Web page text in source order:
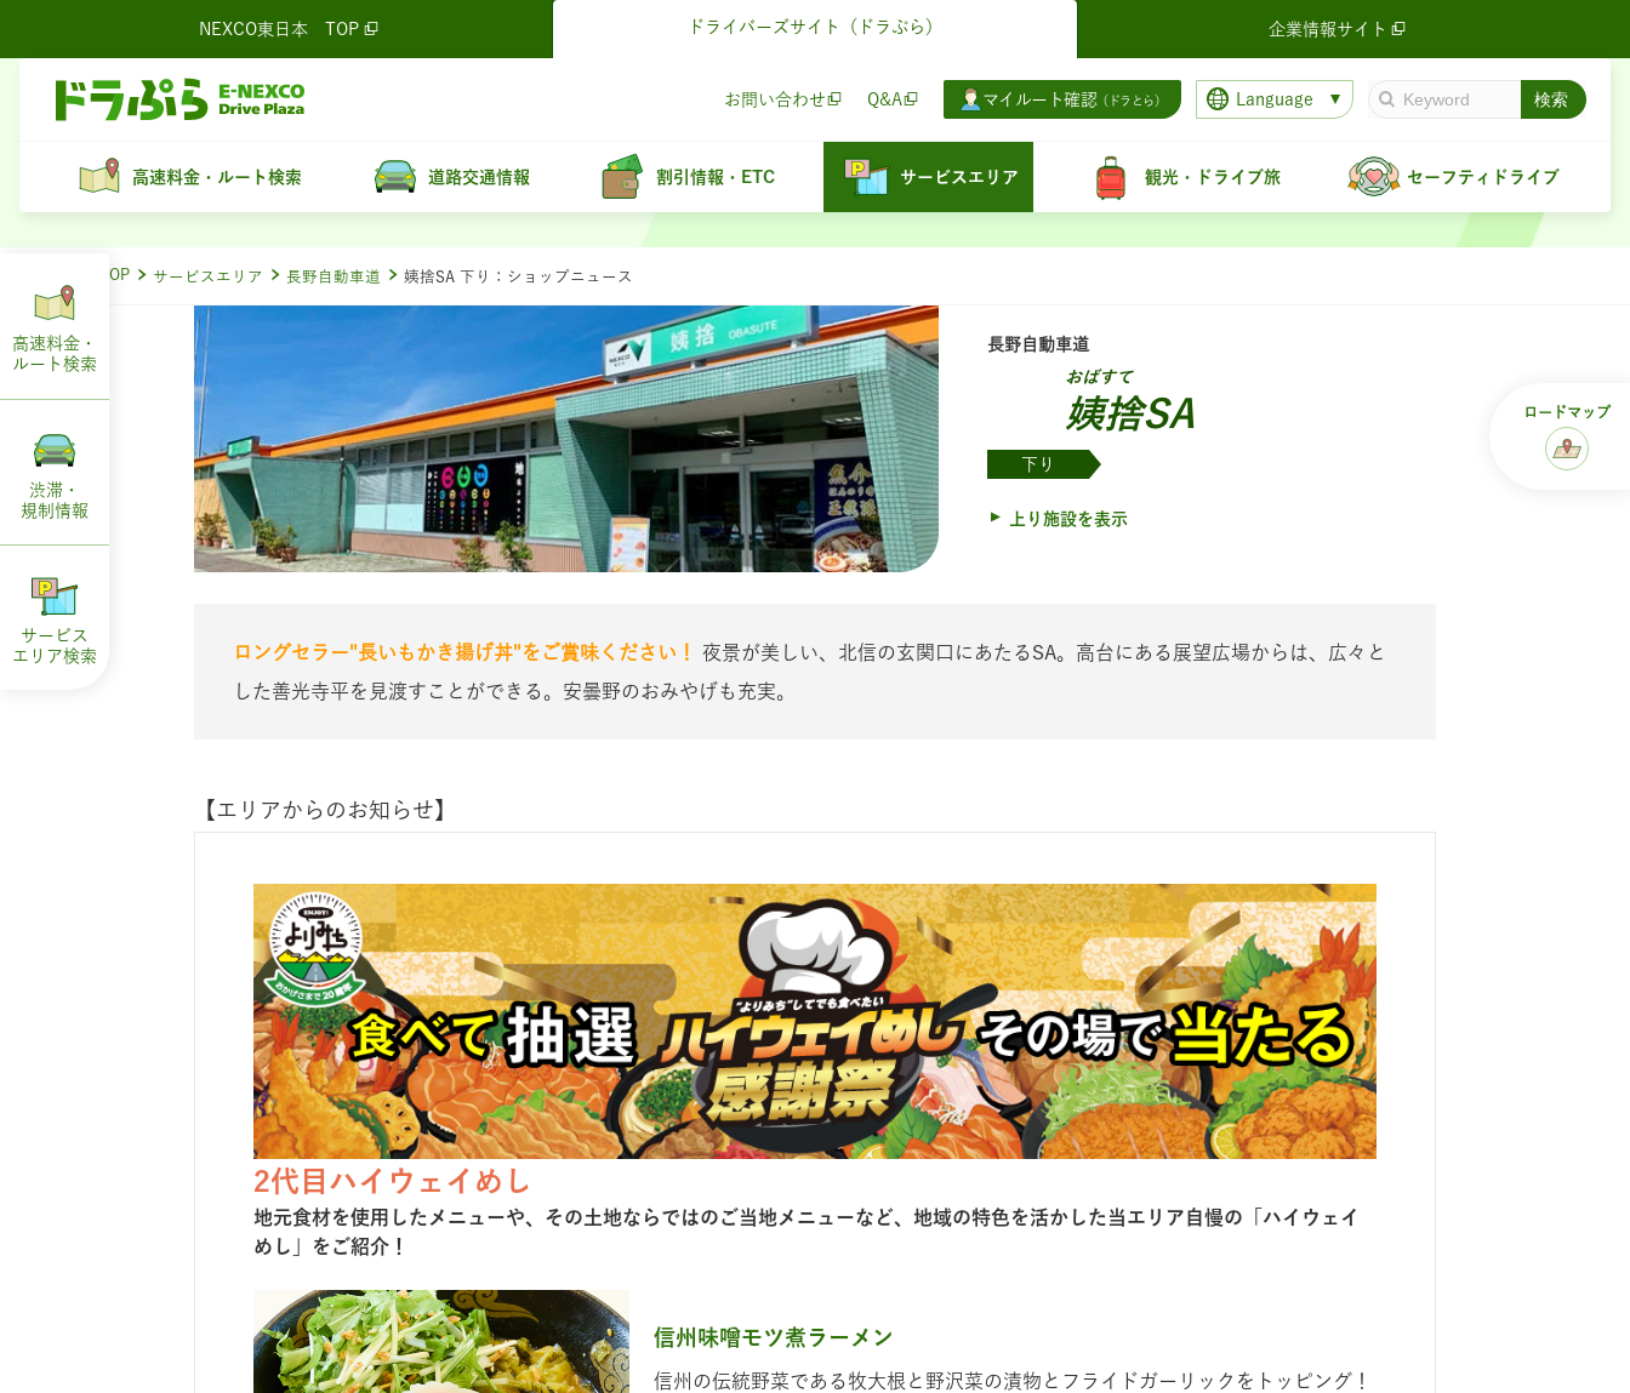
NEXCO東日本 TOP ドライバーズサイト （ドラぷら） 企業情報サイト
お問い合わせ Q&A マイルート確認 （ドラとら） Language
高速料金・ルート検索 道路交通情報 割引情報・ETC サービスエリア 観光・ドライブ旅 セーフティドライブ
ドラぷらTOP サービスエリア 長野自動車道 姨捨SA 下り：ショップニュース
長野自動車道
おばすて
姨捨SA
下り
上り施設を表示
ロングセラー"長いもかき揚げ丼"をご賞味ください！
夜景が美しい、北信の玄関口にあたるSA。高台にある展望広場からは、広々と
した善光寺平を見渡すことができる。安曇野のおみやげも充実。
【エリアからのお知らせ】
2代目ハイウェイめし
地元⾷材を使⽤したメニューや、その⼟地ならではのご当地メニューなど、地域の特⾊を活かした当エリア⾃慢の「ハイウェイ
めし」をご紹介！
信州味噌モツ煮ラーメン
信州の伝統野菜である牧大根と野沢菜の漬物とフライドガーリックをトッピング！
ロードマップ
高速料金・
ルート 検索
渋滞・
規制情報
サービス
エリア検索